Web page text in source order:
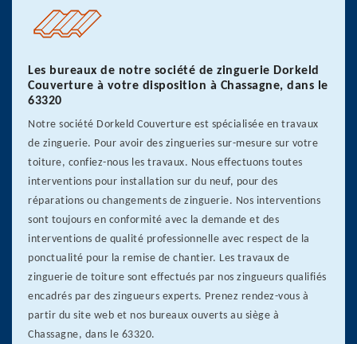
Les bureaux de notre société de zinguerie Dorkeld
Couverture à votre disposition à Chassagne, dans le
63320
Notre société Dorkeld Couverture est spécialisée en travaux
de zinguerie. Pour avoir des zingueries sur-mesure sur votre
toiture, confiez-nous les travaux. Nous effectuons toutes
interventions pour installation sur du neuf, pour des
réparations ou changements de zinguerie. Nos interventions
sont toujours en conformité avec la demande et des
interventions de qualité professionnelle avec respect de la
ponctualité pour la remise de chantier. Les travaux de
zinguerie de toiture sont effectués par nos zingueurs qualifiés
encadrés par des zingueurs experts. Prenez rendez-vous à
partir du site web et nos bureaux ouverts au siège à
Chassagne, dans le 63320.